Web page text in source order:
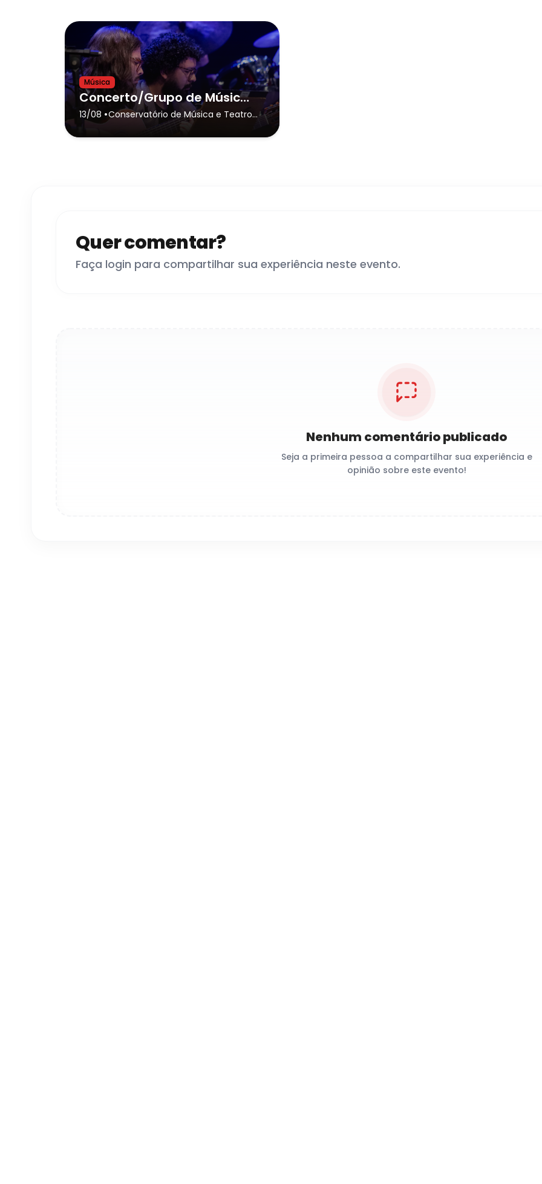
Música
Concerto/Grupo de Música Raiz do Conservatório de Tatuí e Convidados(as)
13/08 •Conservatório de Música e Teatro
Dr. Carlos de Campos de Tatuí
(Sede)- Tatuí
Quer comentar?
Faça login para compartilhar sua experiência neste evento.
Nenhum comentário publicado
Seja a primeira pessoa a compartilhar sua experiência e
opinião sobre este evento!